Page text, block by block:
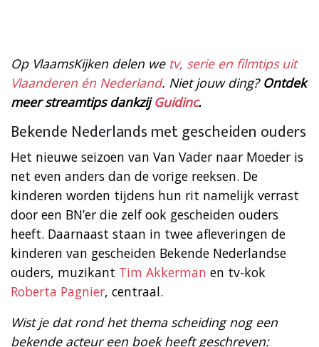
Op VlaamsKijken delen we tv, serie en filmtips uit
Vlaanderen én Nederland. Niet jouw ding? Ontdek
meer streamtips dankzijGuidinc.
Bekende Nederlands met gescheiden ouders
Het nieuwe seizoen van Van Vader naar Moeder is
net even anders dan de vorige reeksen. De
kinderen worden tijdens hun rit namelijk verrast
door een BN’er die zelf ook gescheiden ouders
heeft. Daarnaast staan in twee afleveringen de
kinderen van gescheiden Bekende Nederlandse
ouders, muzikant Tim Akkerman en tv-kok
Roberta Pagnier, centraal.
Wist je dat rond het thema scheiding nog een
bekende acteur een boek heeft geschreven: